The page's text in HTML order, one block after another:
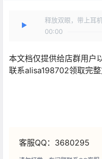
释放双眼，带上耳
00:00
本文档仅提供给店群用户
联系alisa198702领取完整
客服QQ：3680295